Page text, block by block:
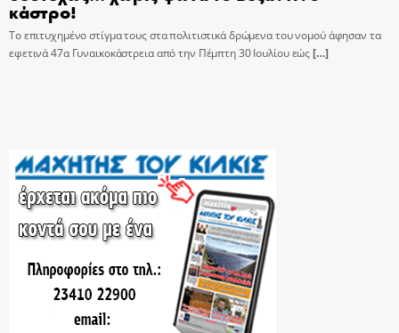
κάστρο!
Το επιτυχημένο στίγμα τους στα πολιτιστικά δρώμενα του νομού άφησαν τα
εφετινά 47α Γυναικοκάστρεια από την Πέμπτη 30 Ιουλίου εώς[…]